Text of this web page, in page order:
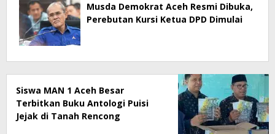
Musda Demokrat Aceh Resmi Dibuka,
Perebutan Kursi Ketua DPD Dimulai
Siswa MAN 1 Aceh Besar
Terbitkan Buku Antologi Puisi
Jejak di Tanah Rencong